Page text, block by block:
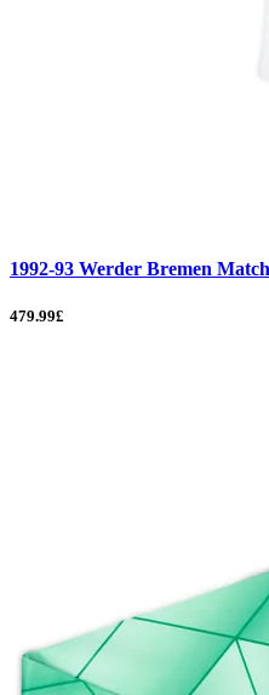
1992-93 Werder Bremen
479.99£